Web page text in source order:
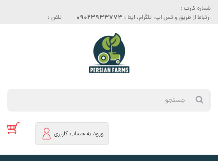
شماره کارت :
ارتباط از طریق واتس اپ، تلگرام، ایتا : 09023933773 تلفن :
ورود به حساب کاربری